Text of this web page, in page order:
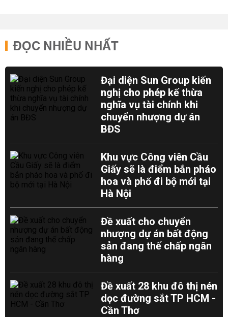
ĐỌC NHIỀU NHẤT
Đại diện Sun Group kiến
nghị cho phép kế thừa
nghĩa vụ tài chính khi
chuyển nhượng dự án
BĐS
Khu vực Công viên Cầu
Giấy sẽ là điểm bắn pháo
hoa và phố đi bộ mới tại
Hà Nội
Đề xuất cho chuyển
nhượng dự án bất động
sản đang thế chấp ngân
hàng
Đề xuất 28 khu đô thị nén
dọc đường sắt TP HCM -
Cần Thơ